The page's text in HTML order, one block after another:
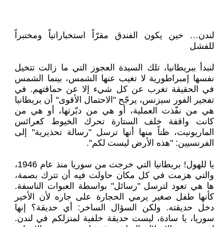
لندن… حين يكون الفندق مقرّاً استخباراتياً ومختبراً
للفشل
لنبدأ ببريطانيا، تلك السيدة العجوز التي ما زالت تتخيل
نفسها إمبراطورية لا تغيب عنها الشمس، بينما الشمس
في الحقيقة تغرب عن كل شيء إلا عن حماقتهم. في
تفجير الفور سيزنس، يرجّح "الاحتمال الأقوى" أن بريطانيا
هي من نفّذت العملية، أو هي من دبّرتها، أو هي من
كانت واقفة خلف الستارة تحرك الخيوط كعرائس
الماريونيت، ظناً منها أنها ترسل "رسالة تحذيرية" إلى
الفرنسيين: "هذه الأرض ليست لكم".
يا للهول! بريطانيا التي خرجت من سوريا منذ عام 1946،
والتي هزمت في كل مكان حاولت فيه أن تترك بصمة،
ها هي تعود لترسل "رسائل" بواسطة العبوات الناسفة.
كأنها طفل صغير يرمي الحجارة على جاره لأن الأخير
دخل حديقته. ولكن السؤال الساخر: أي حديقة؟ إنها
سوريا، يا سادة، ليست حديقة خلفية لمنزلكم في لندن.